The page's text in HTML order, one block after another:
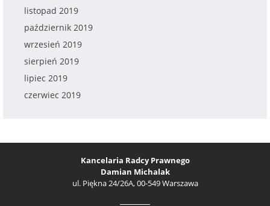
listopad 2019
październik 2019
wrzesień 2019
sierpień 2019
lipiec 2019
czerwiec 2019
Kancelaria Radcy Prawnego
Damian Michalak
ul. Piękna 24/26A, 00-549 Warszawa